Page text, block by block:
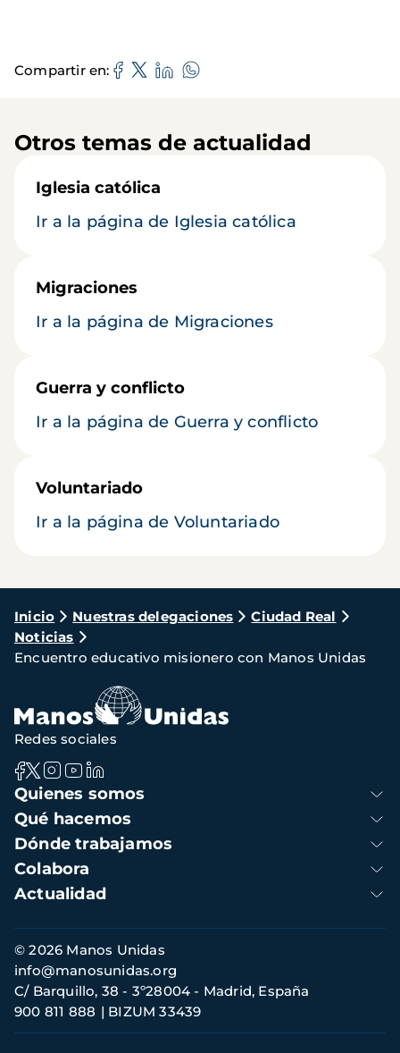
Compartir en
Otros temas de actualidad
Iglesia católica
Ir a la página de Iglesia católica
Migraciones
Ir a la página de Migraciones
Guerra y conflicto
Ir a la página de Guerra y conflicto
Voluntariado
Ir a la página de Voluntariado
Ruta
de
navegación
Inicio Nuestras delegaciones
Ciudad Real
Noticias
Encuentro educativo misionero con Manos Unidas
Navegación
principal
Quienes somos
Qué hacemos
Dónde trabajamos
Colabora
Actualidad
Redes sociales
Información
de
contacto
© 2026 Manos Unidas
C/ Barquillo, 38 - 3º28004 - Madrid, España
900 811 888
BIZUM 33439
info@manosunidas.org